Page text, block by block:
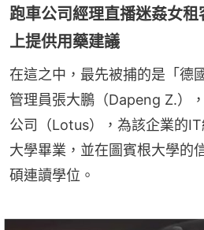
跑車公司經理直播迷姦女
上提供用藥建議
在這之中，最先被捕的是「德
管理員張大鵬（Dapeng Z.）
公司（Lotus），為該企業的
大學畢業，並在圖賓根大學的
碩連讀學位。